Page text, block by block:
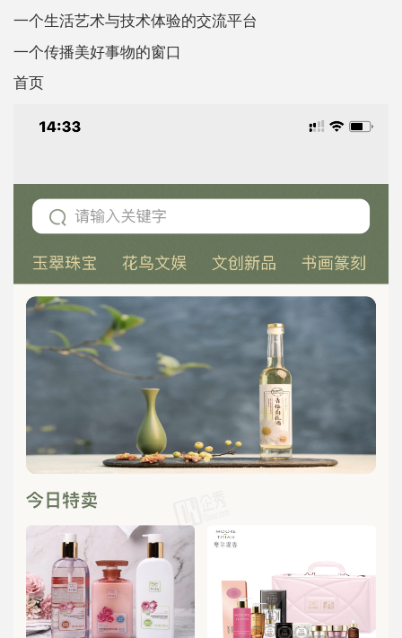
一个生活艺术与技术体验的交流平台
一个传播美好事物的窗口
首页